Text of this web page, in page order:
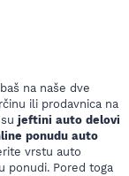
na naše dve
ili prodavnica na
jeftini auto delovi
ponudu auto
vrstu auto
ponudi. Pored toga